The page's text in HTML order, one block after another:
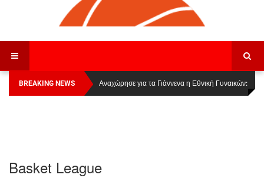
BREAKING NEWS
Οι Πάνθηρες Καβάλας στην Women Basketball
League 1
Αναχώρησε για τα Γιάννενα η Εθνική Γυναικών:
Basket League